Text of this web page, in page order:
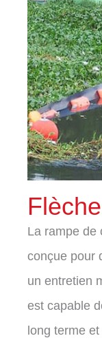
La rampe de
conçue pour
un entretien
est capable
long terme